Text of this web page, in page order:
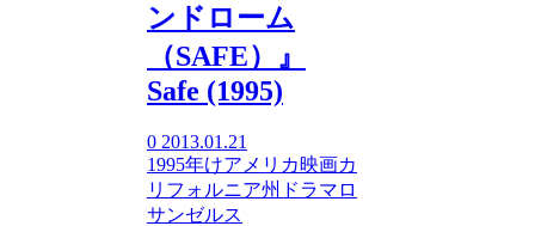
ンドローム
（SAFE）』
Safe (1995)
0 2013.01.21
1995年けアメリカ映画カ
リフォルニア州 ドラマ ロ
サンゼルス